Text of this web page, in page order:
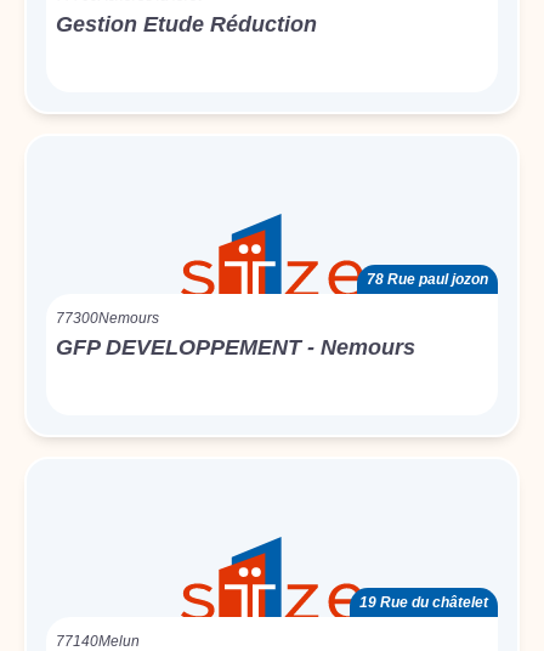
Gestion Etude Réduction
78 Rue paul jozon
77300Nemours
GFP DEVELOPPEMENT - Nemours
19 Rue du châtelet
77140Melun